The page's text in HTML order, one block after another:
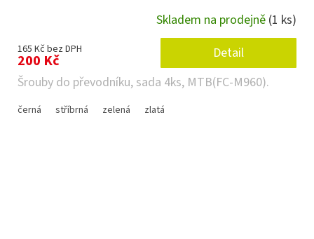
Skladem na prodejně (1 ks)
165 Kč bez DPH
200 Kč
Detail
Šrouby do převodníku, sada 4ks, MTB(FC-M960).
černá stříbrná zelená zlatá